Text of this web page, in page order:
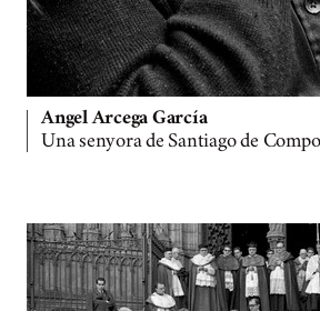
Angel Arcega García
Una senyora de Santiago de